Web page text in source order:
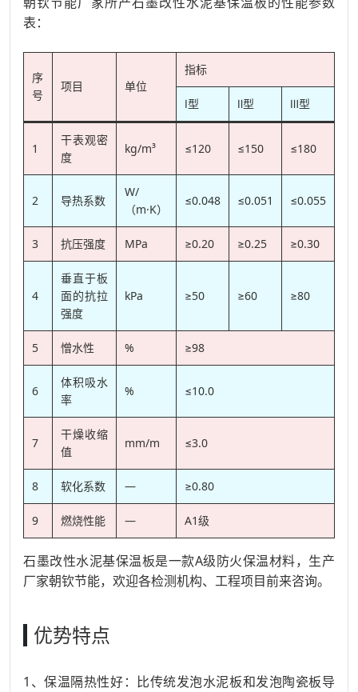
表：
序
号
项目 单位
指标
Ⅰ型 Ⅱ型 Ⅲ型
1
干表观密
度
kg/m³ ≤120 ≤150 ≤180
2 导热系数
W/
（m·K）
≤0.048 ≤0.051 ≤0.055
3 抗压强度 MPa ≥0.20 ≥0.25 ≥0.30
4
垂直于板
面的抗拉
强度
kPa ≥50 ≥60 ≥80
5 憎水性 % ≥98
6
体积吸水
率
% ≤10.0
7
干燥收缩
值
mm/m ≤3.0
8 软化系数 — ≥0.80
9 燃烧性能 — A1级
石墨改性水泥基保温板是一款A级防火保温材料，生产
厂家朝钦节能，欢迎各检测机构、工程项目前来咨询。
优势特点
1、保温隔热性好：比传统发泡水泥板和发泡陶瓷板导